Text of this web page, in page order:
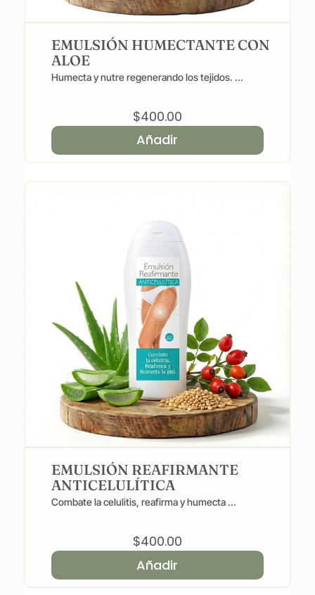
EMULSIÓN HUMECTANTE CON
ALOE
Humecta y nutre regenerando los tejidos. ...
$400.00
Añadir
EMULSIÓN REAFIRMANTE
ANTICELULÍTICA
Combate la celulitis, reafirma y humecta ...
$400.00
Añadir